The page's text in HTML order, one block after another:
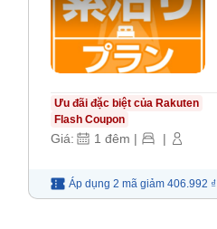
Ưu đãi đặc biệt của Rakuten
Flash Coupon
Giá: 1 đêm | |
Áp dụng 2 mã giảm 406.992 ₫